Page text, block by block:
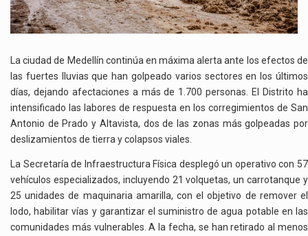
Y
ATENCIÓN
PRIORITARIA
ZONAS
AFECTADAS
La ciudad de Medellín continúa en máxima alerta ante los efectos de
las fuertes lluvias que han golpeado varios sectores en los últimos
días, dejando afectaciones a más de 1.700 personas. El Distrito ha
intensificado las labores de respuesta en los corregimientos de San
Antonio de Prado y Altavista, dos de las zonas más golpeadas por
deslizamientos de tierra y colapsos viales.
La Secretaría de Infraestructura Física desplegó un operativo con 57
vehículos especializados, incluyendo 21 volquetas, un carrotanque y
25 unidades de maquinaria amarilla, con el objetivo de remover el
lodo, habilitar vías y garantizar el suministro de agua potable en las
comunidades más vulnerables. A la fecha, se han retirado al menos